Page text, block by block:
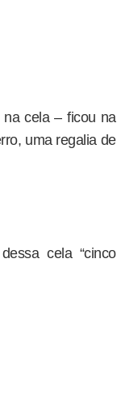
cela – ficou na
uma regalia de
cela “cinco